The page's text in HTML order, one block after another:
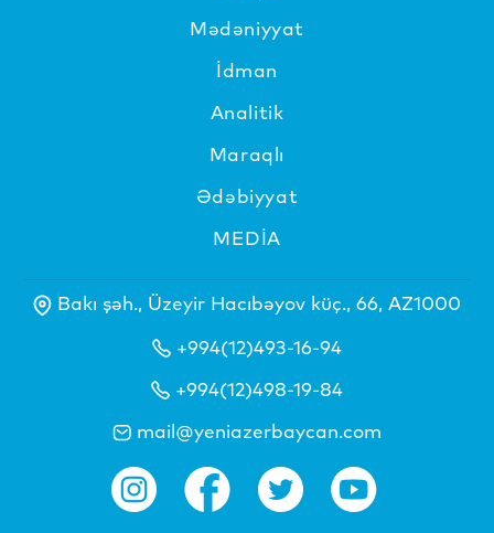
Mədəniyyat
İdman
Analitik
Maraqlı
Ədəbiyyat
MEDİA
Bakı şəh., Üzeyir Hacıbəyov küç., 66, AZ1000
+994(12)493-16-94
+994(12)498-19-84
mail@yeniazerbaycan.com